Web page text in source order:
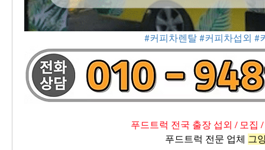
#커피차렌탈 #커피차섭외 #
푸드트럭 전국 출장 섭외 / 모집
푸드트럭 전문 업체 그